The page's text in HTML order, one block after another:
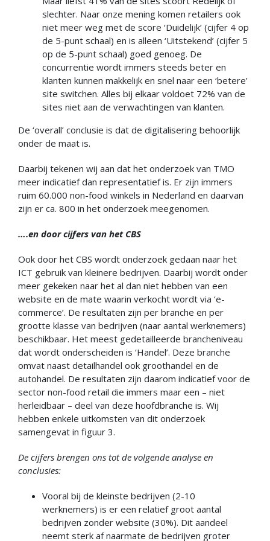
slechter. Naar onze mening komen retailers ook
niet meer weg met de score ‘Duidelijk’ (cijfer 4 op
de 5-punt schaal) en is alleen ‘Uitstekend’ (cijfer 5
op de 5-punt schaal) goed genoeg. De
concurrentie wordt immers steeds beter en
klanten kunnen makkelijk en snel naar een ‘betere’
site switchen. Alles bij elkaar voldoet 72% van de
sites niet aan de verwachtingen van klanten.
De ‘overall’ conclusie is dat de digitalisering behoorlijk
onder de maat is.
Daarbij tekenen wij aan dat het onderzoek van TMO
meer indicatief dan representatief is. Er zijn immers
ruim 60.000 non-food winkels in Nederland en daarvan
zijn er ca. 800 in het onderzoek meegenomen.
….en door cijfers van het CBS
Ook door het CBS wordt onderzoek gedaan naar het
ICT gebruik van kleinere bedrijven. Daarbij wordt onder
meer gekeken naar het al dan niet hebben van een
website en de mate waarin verkocht wordt via ‘e-
commerce’. De resultaten zijn per branche en per
grootte klasse van bedrijven (naar aantal werknemers)
beschikbaar. Het meest gedetailleerde brancheniveau
dat wordt onderscheiden is ‘Handel’. Deze branche
omvat naast detailhandel ook groothandel en de
autohandel. De resultaten zijn daarom indicatief voor de
sector non-food retail die immers maar een – niet
herleidbaar – deel van deze hoofdbranche is. Wij
hebben enkele uitkomsten van dit onderzoek
samengevat in figuur 3.
De cijfers brengen ons tot de volgende analyse en
conclusies:
Vooral bij de kleinste bedrijven (2-10
werknemers) is er een relatief groot aantal
bedrijven zonder website (30%). Dit aandeel
neemt sterk af naarmate de bedrijven groter